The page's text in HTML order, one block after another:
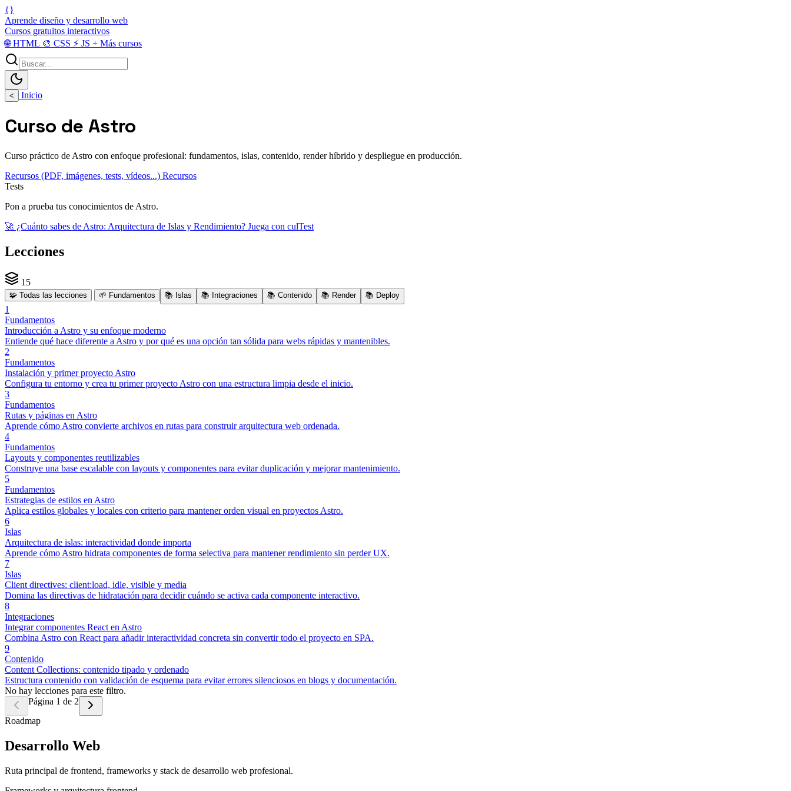
{}
Aprende diseño y desarrollo web
Cursos gratuitos interactivos
🌐HTML 🎨 CSS ⚡ JS + Más cursos
< Inicio
Curso de Astro
Curso práctico de Astro con enfoque profesional: fundamentos, islas, contenido, render híbrido y despliegue en producción.
Recursos (PDF, imágenes, tests, vídeos...) Recursos
Tests
Pon a prueba tus conocimientos de Astro.
🚀 ¿Cuánto sabes de Astro: Arquitectura de Islas y Rendimiento? Juega con culTest
Lecciones
15
🧩 Todas las lecciones 🌱 Fundamentos 📚 Islas 📚 Integraciones 📚 Contenido 📚 Render 📚 Deploy
1
Fundamentos
Introducción a Astro y su enfoque moderno
Entiende qué hace diferente a Astro y por qué es una opción tan sólida para webs rápidas y mantenibles.
2
Fundamentos
Instalación y primer proyecto Astro
Configura tu entorno y crea tu primer proyecto Astro con una estructura limpia desde el inicio.
3
Fundamentos
Rutas y páginas en Astro
Aprende cómo Astro convierte archivos en rutas para construir arquitectura web ordenada.
4
Fundamentos
Layouts y componentes reutilizables
Construye una base escalable con layouts y componentes para evitar duplicación y mejorar mantenimiento.
5
Fundamentos
Estrategias de estilos en Astro
Aplica estilos globales y locales con criterio para mantener orden visual en proyectos Astro.
6
Islas
Arquitectura de islas: interactividad donde importa
Aprende cómo Astro hidrata componentes de forma selectiva para mantener rendimiento sin perder UX.
7
Islas
Client directives: client:load, idle, visible y media
Domina las directivas de hidratación para decidir cuándo se activa cada componente interactivo.
8
Integraciones
Integrar componentes React en Astro
Combina Astro con React para añadir interactividad concreta sin convertir todo el proyecto en SPA.
9
Contenido
Content Collections: contenido tipado y ordenado
Estructura contenido con validación de esquema para evitar errores silenciosos en blogs y documentación.
No hay lecciones para este filtro.
Página 1 de 2
Roadmap
Desarrollo Web
Ruta principal de frontend, frameworks y stack de desarrollo web profesional.